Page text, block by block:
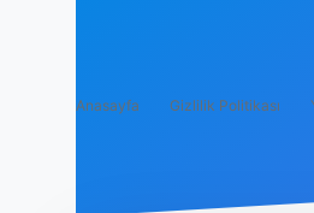
Anasayfa Gizlilik Politikası